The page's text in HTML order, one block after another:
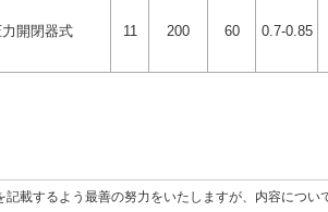
力開閉器式 11 200 60 0.7-0.85
載するよう最善の努力をいたしますが、内容につい